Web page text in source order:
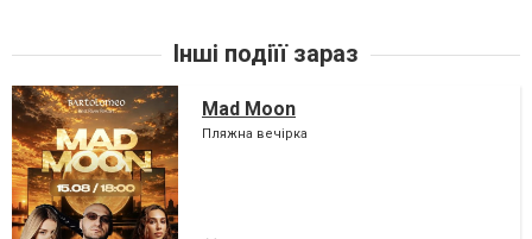
Інші подіїї зараз
Mad Moon
Пляжна вечірка